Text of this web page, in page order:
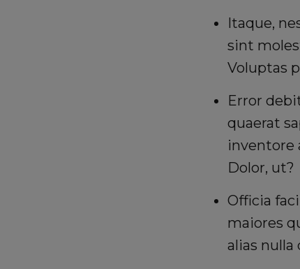
Itaque,
sint
Voluptas
Error
quaerat
inventore
Dolor, ut?
Officia
maiores
alias